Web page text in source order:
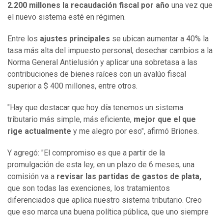
2.200 millones la recaudación fiscal por año una vez que
el nuevo sistema esté en régimen.
Entre los ajustes principales se ubican aumentar a 40% la
tasa más alta del impuesto personal, desechar cambios a la
Norma General Antielusión y aplicar una sobretasa a las
contribuciones de bienes raíces con un avalúo fiscal
superior a $ 400 millones, entre otros.
"Hay que destacar que hoy día tenemos un sistema
tributario más simple, más eficiente, mejor que el que
rige actualmente y me alegro por eso", afirmó Briones.
Y agregó: "El compromiso es que a partir de la
promulgación de esta ley, en un plazo de 6 meses, una
comisión va a revisar las partidas de gastos de plata,
que son todas las exenciones, los tratamientos
diferenciados que aplica nuestro sistema tributario. Creo
que eso marca una buena política pública, que uno siempre